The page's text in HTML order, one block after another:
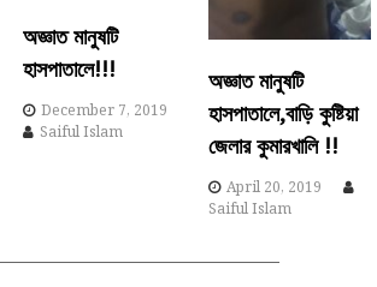
অজ্ঞাত মানুষটি
হাসপাতালে!!!
December 7, 2019
Saiful Islam
অজ্ঞাত মানুষটি
হাসপাতালে,বাড়ি কুষ্টিয়া
জেলার কুমারখালি !!
April 20, 2019
Saiful Islam